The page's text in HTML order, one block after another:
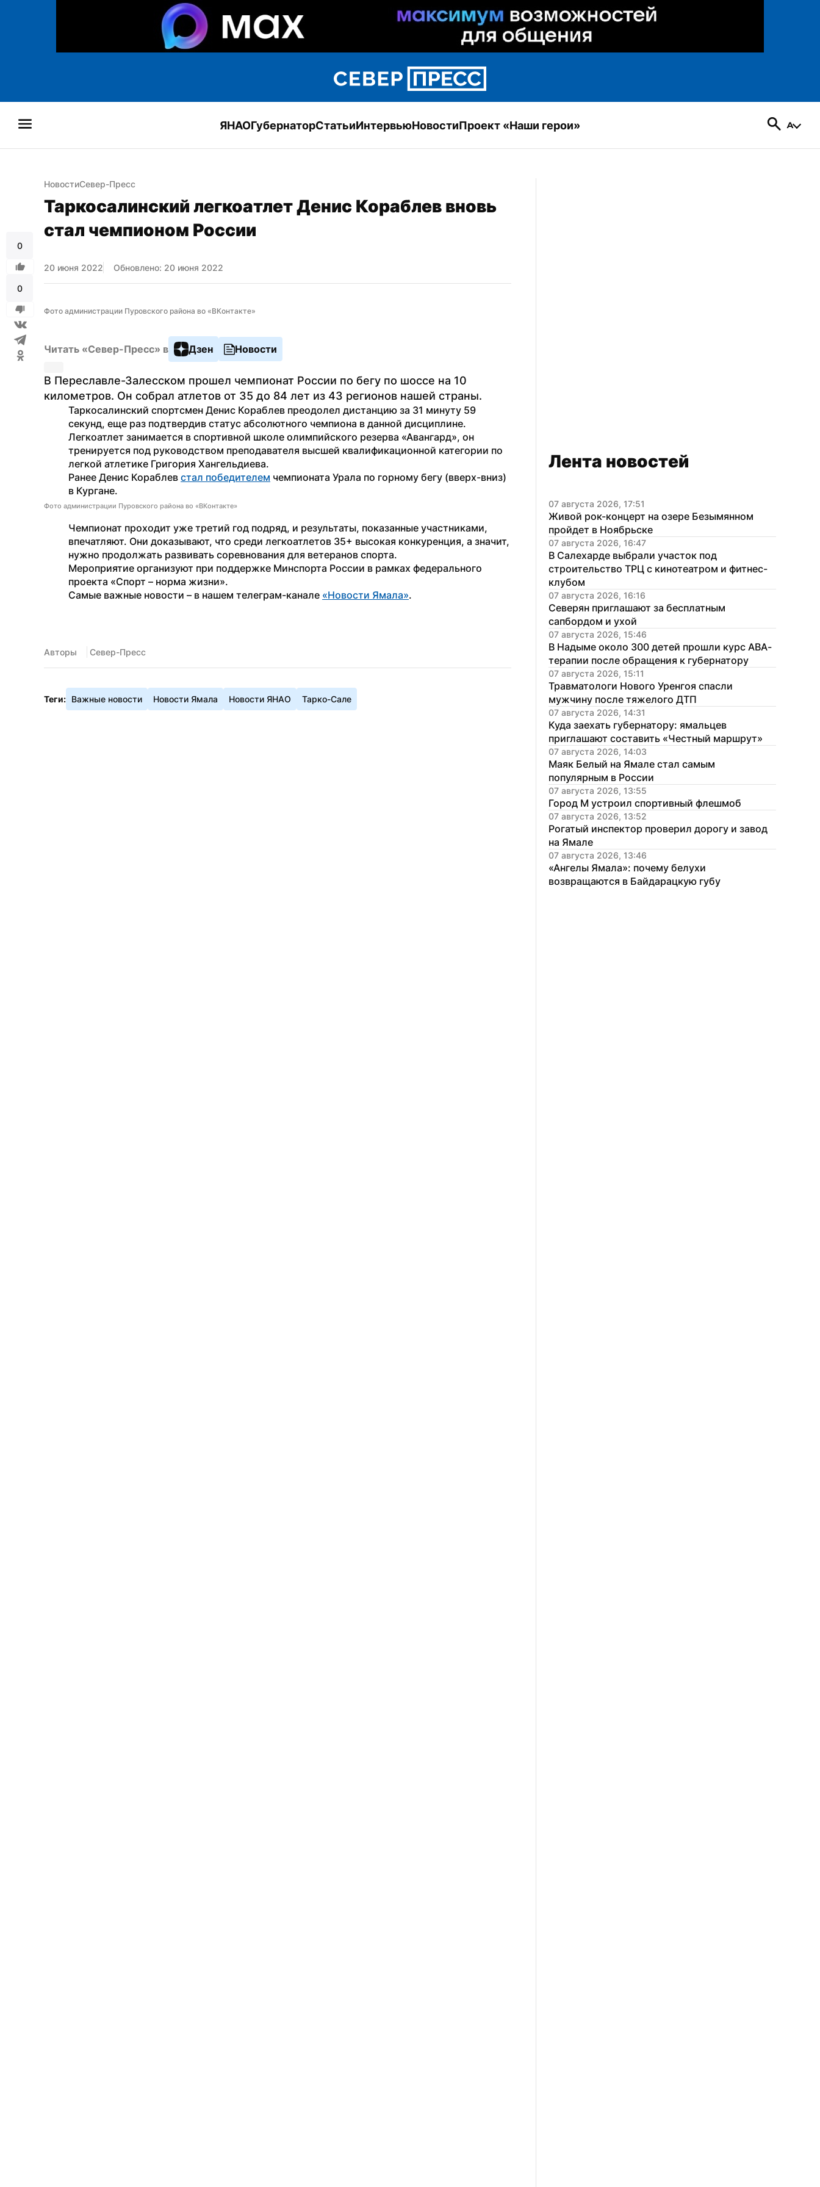
ЯНАОГубернаторСтатьиИнтервьюНовостиПроект «Наши герои»
0
0
НовостиСевер-Пресс
Таркосалинский легкоатлет Денис Кораблев вновь
стал чемпионом России
20 июня 2022 Обновлено: 20 июня 2022
Фото администрации Пуровского района во «ВКонтакте»
Читать «Север-Пресс» в Дзен Новости
В Переславле-Залесском прошел чемпионат России по бегу по шоссе на 10
километров. Он собрал атлетов от 35 до 84 лет из 43 регионов нашей страны.
Таркосалинский спортсмен Денис Кораблев преодолел дистанцию за 31 минуту 59
секунд, еще раз подтвердив статус абсолютного чемпиона в данной дисциплине.
Легкоатлет занимается в спортивной школе олимпийского резерва «Авангард», он
тренируется под руководством преподавателя высшей квалификационной категории по
легкой атлетике Григория Хангельдиева.
Ранее Денис Кораблев стал победителем чемпионата Урала по горному бегу (вверх-вниз)
в Кургане.
Фото администрации Пуровского района во «ВКонтакте»
Чемпионат проходит уже третий год подряд, и результаты, показанные участниками,
впечатляют. Они доказывают, что среди легкоатлетов 35+ высокая конкуренция, а значит,
нужно продолжать развивать соревнования для ветеранов спорта.
Мероприятие организуют при поддержке Минспорта России в рамках федерального
проекта «Спорт – норма жизни».
Самые важные новости – в нашем телеграм-канале «Новости Ямала».
Авторы Север-Пресс
Теги: Важные новости Новости Ямала Новости ЯНАО Тарко-Сале
Лента новостей
07 августа 2026, 17:51
Живой рок-концерт на озере Безымянном
пройдет в Ноябрьске
07 августа 2026, 16:47
В Салехарде выбрали участок под
строительство ТРЦ с кинотеатром и фитнес-
клубом
07 августа 2026, 16:16
Северян приглашают за бесплатным
сапбордом и ухой
07 августа 2026, 15:46
В Надыме около 300 детей прошли курс АВА-
терапии после обращения к губернатору
07 августа 2026, 15:11
Травматологи Нового Уренгоя спасли
мужчину после тяжелого ДТП
07 августа 2026, 14:31
Куда заехать губернатору: ямальцев
приглашают составить «Честный маршрут»
07 августа 2026, 14:03
Маяк Белый на Ямале стал самым
популярным в России
07 августа 2026, 13:55
Город М устроил спортивный флешмоб
07 августа 2026, 13:52
Рогатый инспектор проверил дорогу и завод
на Ямале
07 августа 2026, 13:46
«Ангелы Ямала»: почему белухи
возвращаются в Байдарацкую губу